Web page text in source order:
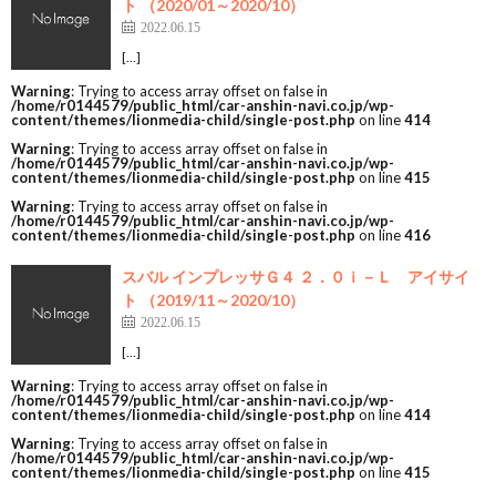
ト （2020/01～2020/10）
2022.06.15
[…]
Warning: Trying to access array offset on false in
/home/r0144579/public_html/car-anshin-navi.co.jp/wp-
content/themes/lionmedia-child/single-post.php on line414
Warning: Trying to access array offset on false in
/home/r0144579/public_html/car-anshin-navi.co.jp/wp-
content/themes/lionmedia-child/single-post.php on line415
Warning: Trying to access array offset on false in
/home/r0144579/public_html/car-anshin-navi.co.jp/wp-
content/themes/lionmedia-child/single-post.php on line416
スバル インプレッサＧ４ ２．０ｉ－Ｌ アイサイ
ト （2019/11～2020/10）
2022.06.15
[…]
Warning: Trying to access array offset on false in
/home/r0144579/public_html/car-anshin-navi.co.jp/wp-
content/themes/lionmedia-child/single-post.php on line414
Warning: Trying to access array offset on false in
/home/r0144579/public_html/car-anshin-navi.co.jp/wp-
content/themes/lionmedia-child/single-post.php on line415